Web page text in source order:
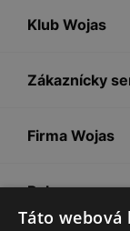
Klub Wojas
Zákaznícky
Firma Wojas
Pokyny
Táto